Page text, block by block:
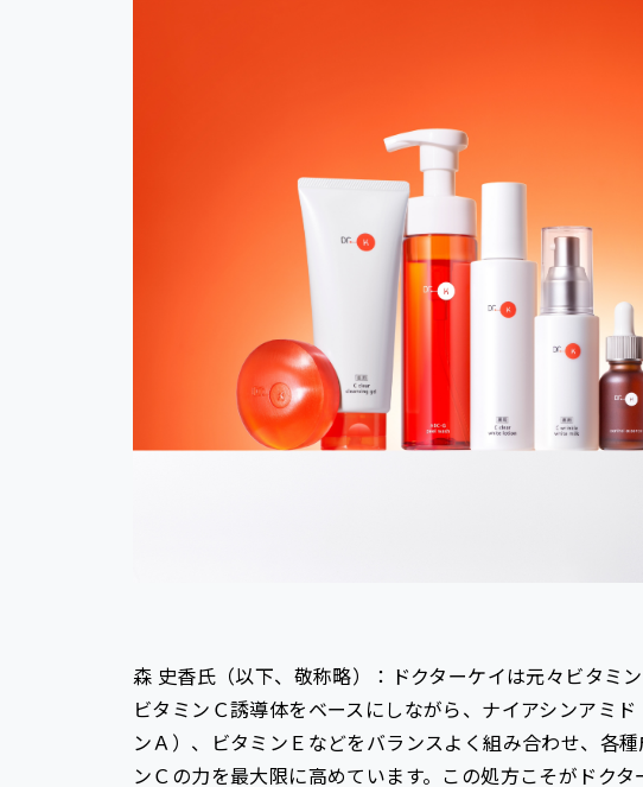
森 史香氏（以下、敬称略）：ドクターケイは元々ビタミ
ビタミンＣ誘導体をベースにしながら、ナイアシンアミ
ンＡ）、ビタミンＥなどをバランスよく組み合わせ、各
ンＣの力を最大限に高めています。この処方こそがドク